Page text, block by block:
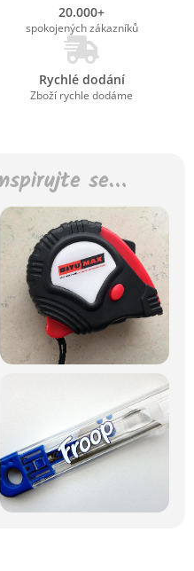
20.000+
spokojených zákazníků
Rychlé dodání
Zboží rychle dodáme
se…